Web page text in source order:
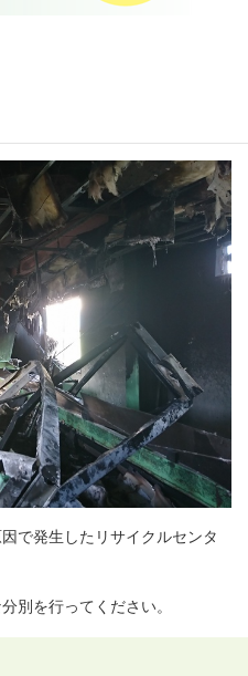
で発生したリサイクルセンタ
別を行ってください。